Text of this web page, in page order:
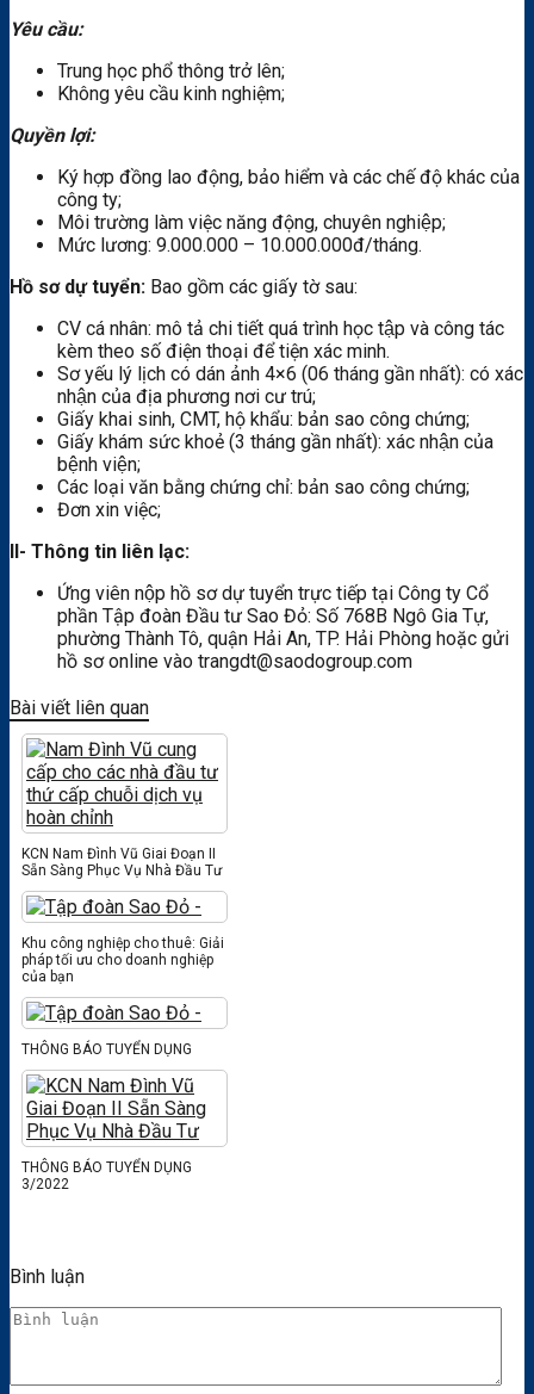
Yêu cầu:
Trung học phổ thông trở lên;
Không yêu cầu kinh nghiệm;
Quyền lợi:
Ký hợp đồng lao động, bảo hiểm và các chế độ khác của
công ty;
Môi trường làm việc năng động, chuyên nghiệp;
Mức lương: 9.000.000 – 10.000.000đ/tháng.
Hồ sơ dự tuyển: Bao gồm các giấy tờ sau:
CV cá nhân: mô tả chi tiết quá trình học tập và công tác
kèm theo số điện thoại để tiện xác minh.
Sơ yếu lý lịch có dán ảnh 4×6 (06 tháng gần nhất): có xác
nhận của địa phương nơi cư trú;
Giấy khai sinh, CMT, hộ khẩu: bản sao công chứng;
Giấy khám sức khoẻ (3 tháng gần nhất): xác nhận của
bệnh viện;
Các loại văn bằng chứng chỉ: bản sao công chứng;
Đơn xin việc;
II- Thông tin liên lạc:
Ứng viên nộp hồ sơ dự tuyển trực tiếp tại Công ty Cổ
phần Tập đoàn Đầu tư Sao Đỏ: Số 768B Ngô Gia Tự,
phường Thành Tô, quận Hải An, TP. Hải Phòng hoặc gửi
hồ sơ online vào trangdt@saodogroup.com
Bài viết liên quan
KCN Nam Đình Vũ Giai Đoạn II
Sẵn Sàng Phục Vụ Nhà Đầu Tư
Khu công nghiệp cho thuê: Giải
pháp tối ưu cho doanh nghiệp
của bạn
THÔNG BÁO TUYỂN DỤNG
THÔNG BÁO TUYỂN DỤNG
3/2022
Bình luận